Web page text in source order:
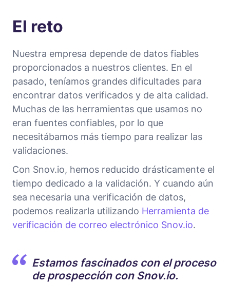
El reto
Nuestra empresa depende de datos fiables
proporcionados a nuestros clientes. En el
pasado, teníamos grandes dificultades para
encontrar datos verificados y de alta calidad.
Muchas de las herramientas que usamos no
eran fuentes confiables, por lo que
necesitábamos más tiempo para realizar las
validaciones.
Con Snov.io, hemos reducido drásticamente el
tiempo dedicado a la validación. Y cuando aún
sea necesaria una verificación de datos,
podemos realizarla utilizando Herramienta de
verificación de correo electrónico Snov.io.
Estamos fascinados con el proceso
de prospección con Snov.io.